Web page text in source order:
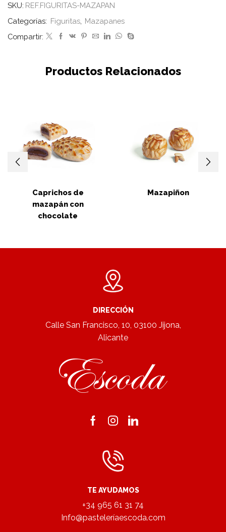
SKU: REF.FIGURITAS-MAZAPAN
Categorías: Figuritas Mazapanes
Compartir:
Productos Relacionados
Caprichos de
mazapán con
chocolate
Mazapiñon
DIRECCIÓN
Calle San Francisco, 10, 03100 Jijona,
Alicante
Facebook
Instagram
Linkedin
TE AYUDAMOS
+34 965 61 31 74
Info@pasteleríaescoda.com